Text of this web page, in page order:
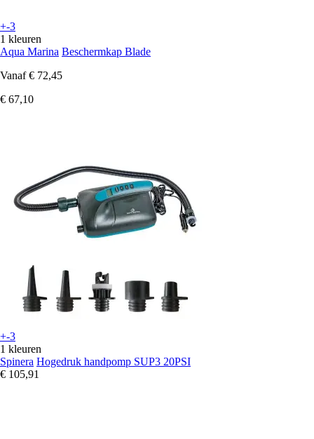
+-3
1 kleuren
Aqua Marina Beschermkap Blade
Vanaf € 72,45
€ 67,10
+-3
1 kleuren
Spinera Hogedruk handpomp SUP3 20PSI
€ 105,91